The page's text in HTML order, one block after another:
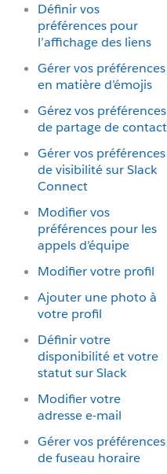
Définir vos
préférences pour
l’affichage des liens
Gérer vos préférences
en matière d’émojis
Gérez vos préférences
de partage de contact
Gérer vos préférences
de visibilité sur Slack
Connect
Modifier vos
préférences pour les
appels d’équipe
Modifier votre profil
Ajouter une photo à
votre profil
Définir votre
disponibilité et votre
statut sur Slack
Modifier votre
adresse e-mail
Gérer vos préférences
de fuseau horaire